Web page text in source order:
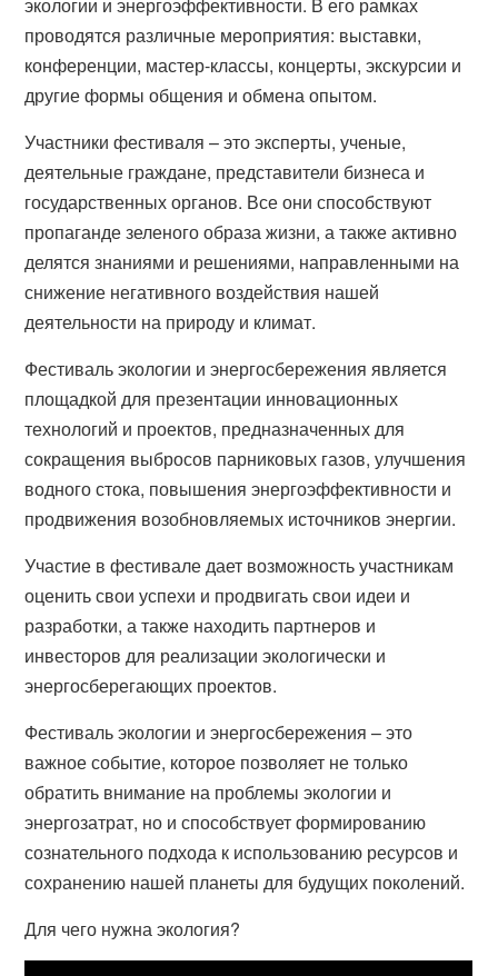
проводятся различные мероприятия: выставки,
конференции, мастер-классы, концерты, экскурсии и
другие формы общения и обмена опытом.
Участники фестиваля – это эксперты, ученые,
деятельные граждане, представители бизнеса и
государственных органов. Все они способствуют
пропаганде зеленого образа жизни, а также активно
делятся знаниями и решениями, направленными на
снижение негативного воздействия нашей
деятельности на природу и климат.
Фестиваль экологии и энергосбережения является
площадкой для презентации инновационных
технологий и проектов, предназначенных для
сокращения выбросов парниковых газов, улучшения
водного стока, повышения энергоэффективности и
продвижения возобновляемых источников энергии.
Участие в фестивале дает возможность участникам
оценить свои успехи и продвигать свои идеи и
разработки, а также находить партнеров и
инвесторов для реализации экологически и
энергосберегающих проектов.
Фестиваль экологии и энергосбережения – это
важное событие, которое позволяет не только
обратить внимание на проблемы экологии и
энергозатрат, но и способствует формированию
сознательного подхода к использованию ресурсов и
сохранению нашей планеты для будущих поколений.
Для чего нужна экология?